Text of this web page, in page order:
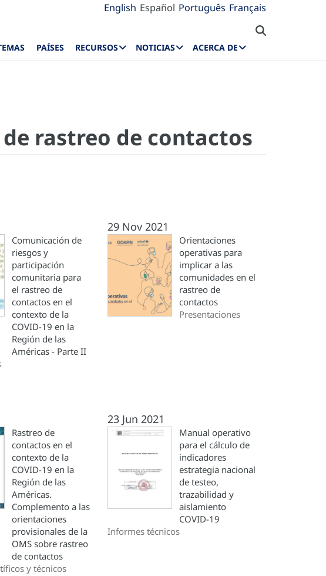
English Español Português Français
PAÍSES RECURSOS NOTICIAS ACERCA DE
rastreo de contactos
Comunicación de
riesgos y
participación
comunitaria para
el rastreo de
contactos en el
contexto de la
COVID-19 en la
Región de las
Américas - Parte II
29 Nov 2021
Orientaciones
operativas para
implicar a las
comunidades en el
rastreo de
contactos
Presentaciones
Rastreo de
contactos en el
contexto de la
COVID-19 en la
Región de las
Américas.
Complemento a las
orientaciones
provisionales de la
OMS sobre rastreo
de contactos
y técnicos
23 Jun 2021
Manual operativo
para el cálculo de
indicadores
estrategia nacional
de testeo,
trazabilidad y
aislamiento
COVID-19
Informes técnicos